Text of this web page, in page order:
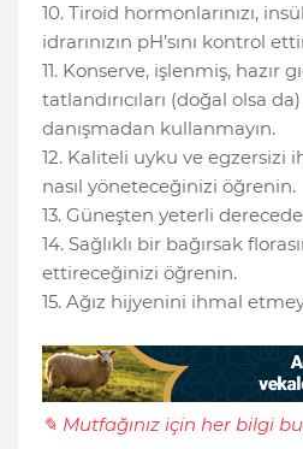
10. Tiroid hormonlarınızı,
idrarınızın pH’sını kontrol
11. Konserve, işlenmiş, hazır
tatlandırıcıları (doğal olsa
danışmadan kullanmayın.
12. Kaliteli uyku ve egzersizi
nasıl yöneteceğinizi öğrenin.
13. Güneşten yeterli
14. Sağlıklı bir bağırsak
ettireceğinizi öğrenin.
15. Ağız hijyenini ihmal
✎ Mutfağınız için her bilgi